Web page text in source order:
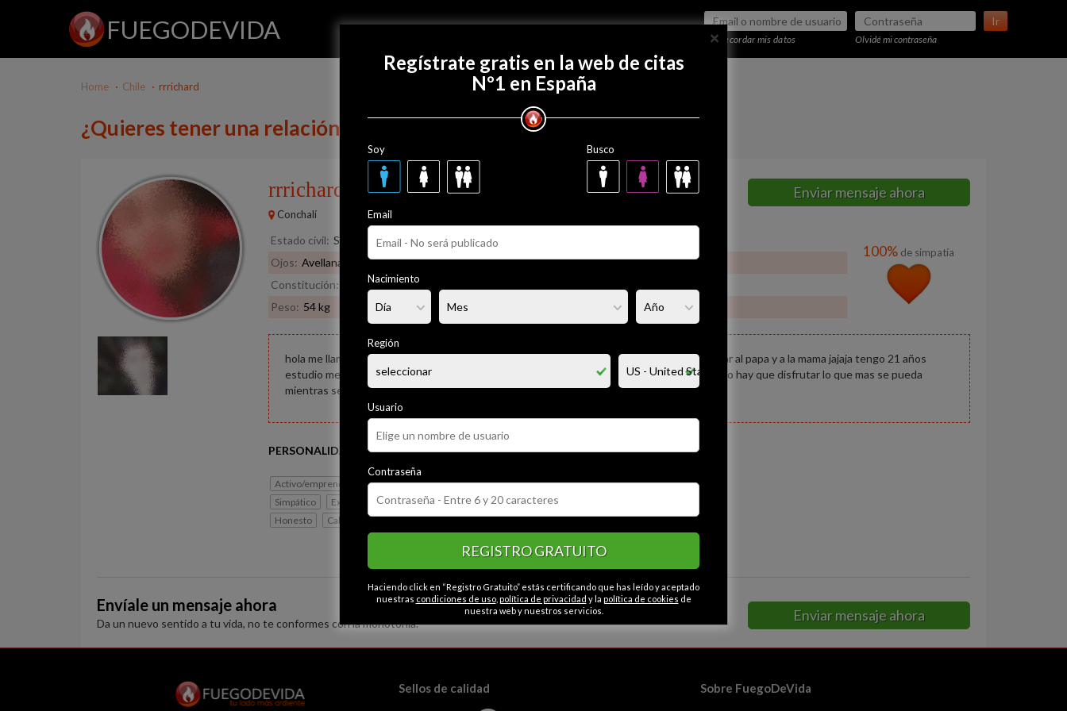
FUEGODEVIDA Ir
Recordar mis datos Olvidé mi contraseña
Regístrate gratis
Home Chile rrrichard
¿Quieres tener una relación con rrrichard?
rrrichard
29 años
Conchalí
Enviar mensaje ahora
Estado civil: Soltero
Ojos: Avellana Pelo: Rubio
Constitución:
Normal
Peso: 54 kg
100% de simpatía
hola me llamo richard soy rubio de tez blanca mas o menos buen fisico , que le encanta jugar al papa y a la mama jajaja tengo 21 años
estudio mecanica automotriz, ando en busca de encuentros casuales nada serio cero atado hay que disfrutar lo que mas se pueda
mientras se pueda, nos divertimos juntos?. hagamos el amor no la guerra ;)
PERSONALIDAD
Activo/emprendedor Alegre Tranquilo Cariñoso
Educado
Simpático
Extrovertido Apasionado Seguro Espontáneo
Honesto
Caballeroso
CATEGORÍAS
Contactos en Conchali
Envíale un mensaje ahora
Da un nuevo sentido a tu vida, no te conformes con la monotonía. Enviar mensaje ahora
×
Regístrate gratis en la web de citas
Nº1 en España
Soy Busco
Email
Nacimiento
Región
Usuario
Contraseña
REGISTRO GRATUITO
Haciendo click en “Registro Gratuito” estás certificando que has leído y aceptado
nuestras condiciones de uso, política de privacidad y la política de cookies de
nuestra web y nuestros servicios.
Sellos de calidad Sobre FuegoDeVida